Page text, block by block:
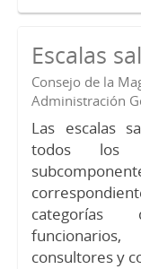
Escalas
Consejo de la
Administración
Las escalas
todos los
categorías
consultores y